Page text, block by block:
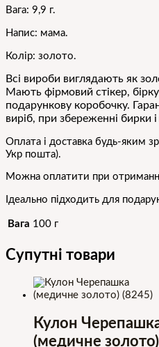
Вага: 9,9 г.
Напис: мама.
Колір: золото.
Всі вироби виглядають як
Мають фірмовий стікер,
подарункову коробочку.
виріб, при збереженні бирки
Оплата і доставка будь-яким
Укр пошта).
Можна оплатити при
Ідеально підходить для
Вага 100 г
Супутні товари
Кулон
(медичне золото)